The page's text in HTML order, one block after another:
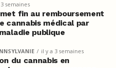
semaines
met fin au remboursement
cannabis médical par
publique
il y a 3 semaines
du cannabis en